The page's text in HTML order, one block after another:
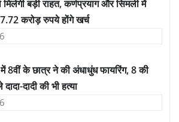
मिलेगी बड़ी राहत, कर्णप्रयाग और सिमली में
7.72 करोड़ रुपये होंगे खर्च
के छात्र ने की अंधाधुंध फायरिंग, 8 की
दादी की भी हत्या